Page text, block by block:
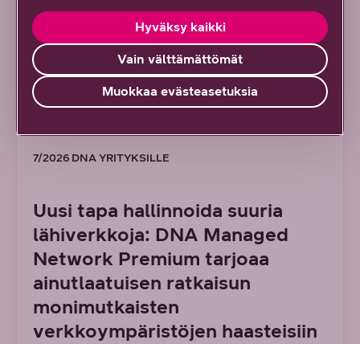
7/2026 DNA YRITYKSILLE
Uusi tapa hallinnoida suuria
lähiverkkoja: DNA Managed
Network Premium tarjoaa
ainutlaatuisen ratkaisun
monimutkaisten
verkkoympäristöjen haasteisiin
Vain välttämättömät
Hyväksy kaikki
Muokkaa evästeasetuksia